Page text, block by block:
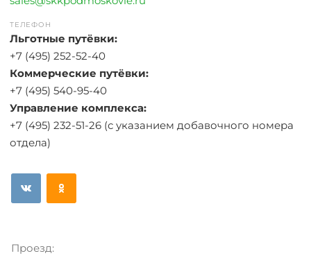
ТЕЛЕФОН
Льготные путёвки:
+7 (495) 252-52-40
Коммерческие путёвки:
+7 (495) 540-95-40
Управление комплекса:
+7 (495) 232-51-26 (с указанием добавочного номера
отдела)
Проезд: